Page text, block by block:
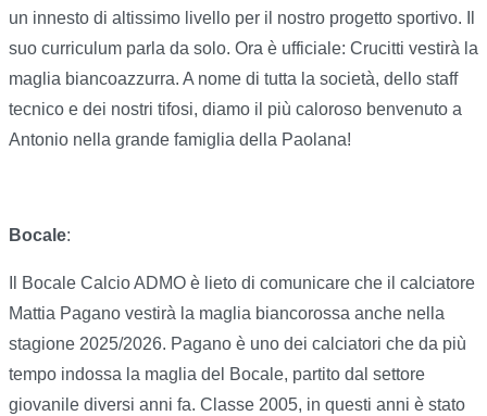
un innesto di altissimo livello per il nostro progetto sportivo. Il
suo curriculum parla da solo. Ora è ufficiale: Crucitti vestirà la
maglia biancoazzurra. A nome di tutta la società, dello staff
tecnico e dei nostri tifosi, diamo il più caloroso benvenuto a
Antonio nella grande famiglia della Paolana!
Bocale:
Il Bocale Calcio ADMO è lieto di comunicare che il calciatore
Mattia Pagano vestirà la maglia biancorossa anche nella
stagione 2025/2026. Pagano è uno dei calciatori che da più
tempo indossa la maglia del Bocale, partito dal settore
giovanile diversi anni fa. Classe 2005, in questi anni è stato